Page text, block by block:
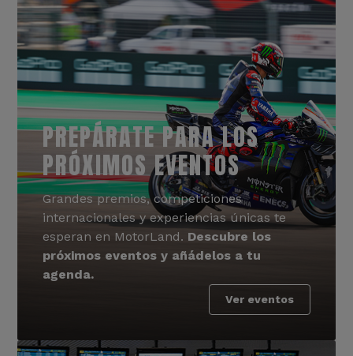
PREPÁRATE PARA LOS
PRÓXIMOS EVENTOS
Grandes premios, competiciones
internacionales y experiencias únicas te
esperan en MotorLand. Descubre los
próximos eventos y añádelos a tu
agenda.
Ver eventos